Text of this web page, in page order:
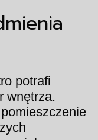
potrafi
wnętrza.